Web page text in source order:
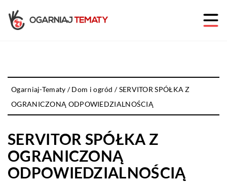
Ogarniaj-Tematy /Dom i ogród /SERVITOR SPÓŁKA Z
OGRANICZONĄ ODPOWIEDZIALNOŚCIĄ
SERVITOR SPÓŁKA Z
OGRANICZONĄ
ODPOWIEDZIALNOŚCIĄ